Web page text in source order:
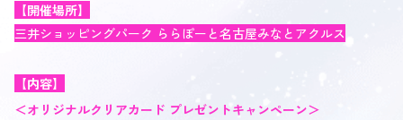
【開催場所】
三井ショッピングパーク ららぽーと名古屋みなとアクルス
【内容】
＜オリジナルクリアカード プレゼントキャンペーン＞